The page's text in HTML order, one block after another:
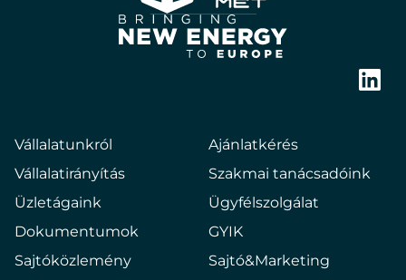
E2
Hungary
Vállalatunkról
Vállalatirányítás
Üzletágaink
Dokumentumok
Sajtóközlemény
Ajánlatkérés
Szakmai tanácsadóink
Ügyfélszolgálat
GYIK
Sajtó&Marketing